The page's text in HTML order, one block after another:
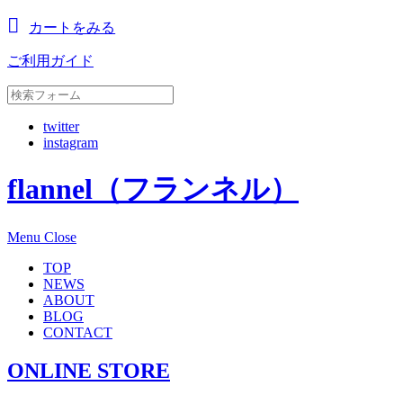
カートをみる
ご利用ガイド
twitter
instagram
flannel（フランネル）
Menu Close
TOP
NEWS
ABOUT
BLOG
CONTACT
ONLINE STORE